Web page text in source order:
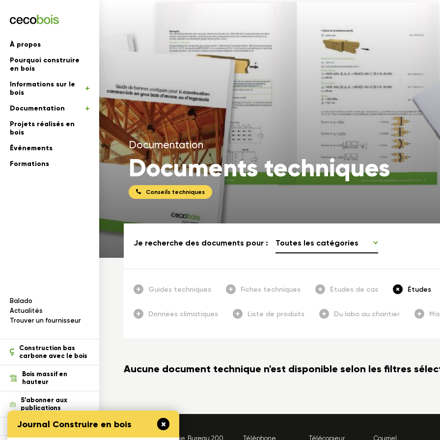
À propos
Pourquoi construire
en bois
Informations sur le
bois
Documentation
Projets réalisés en
bois
Événements
Formations
Balado
Actualités
Trouver un fournisseur
Construction bas
carbone avec le bois
Bois massif en
hauteur
S’abonner aux
publications
Défi Cecobois
Journal Construire en bois
des renseignements
s
en bois
Documentation Documentation
Documents techniques
Conseils techniques
Je recherche des documents pour : Toutes les catégories
Guides techniques Fiches techniques Études de cas Études
Données climatiques Liste de produits Du labo au chantier
Aucune document technique n'est disponible selon les filtres
1175, avenue Lavigerie, Bureau 200 Téléphone Télécopieur Courriel